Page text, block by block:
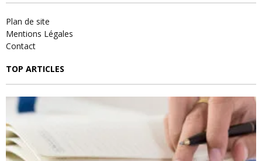
Plan de site
Mentions Légales
Contact
TOP ARTICLES